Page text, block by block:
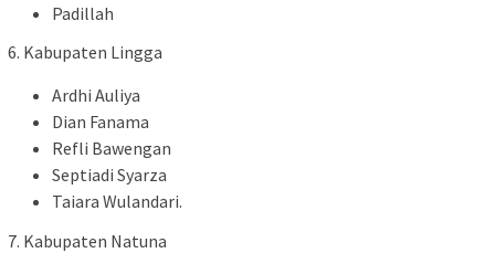
Padillah
6. Kabupaten Lingga
Ardhi Auliya
Dian Fanama
Refli Bawengan
Septiadi Syarza
Taiara Wulandari.
7. Kabupaten Natuna